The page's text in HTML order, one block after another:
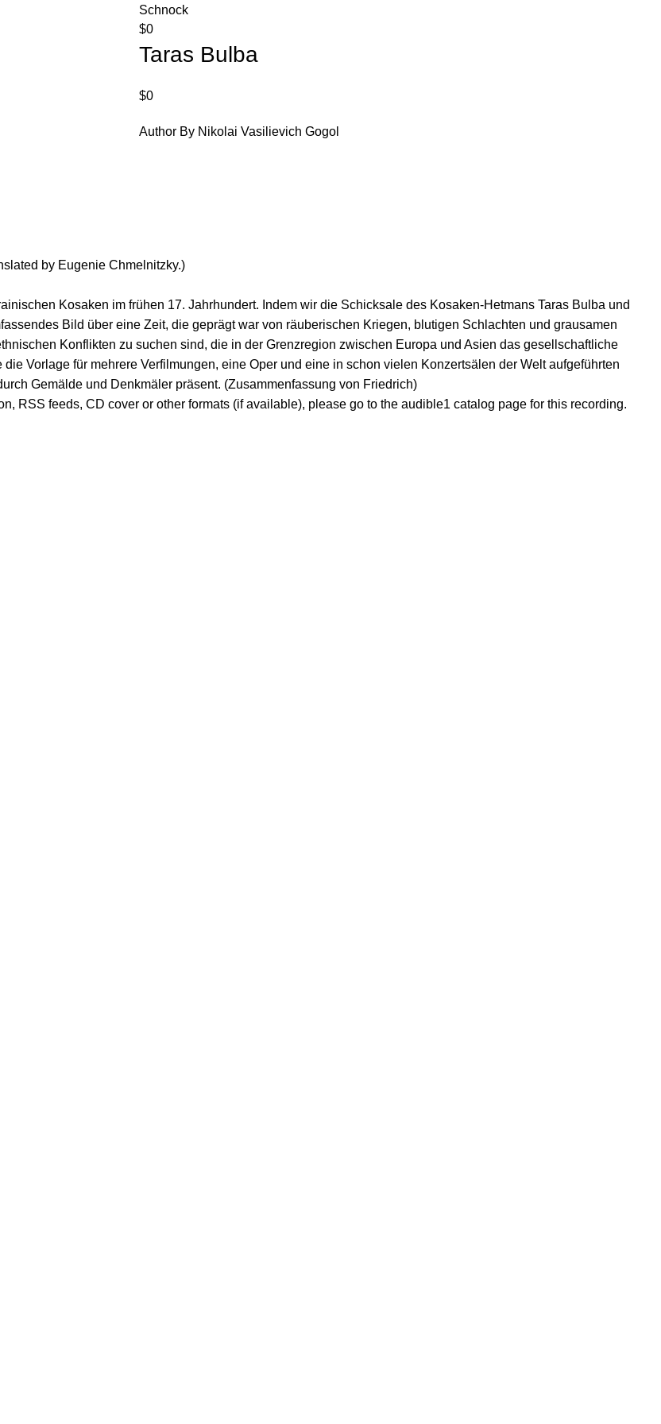
Schnock
$0
Taras Bulba
$0
Author By Nikolai Vasilievich Gogol
by Eugenie Chmelnitzky.)
Kosaken im frühen 17. Jahrhundert. Indem wir die Schicksale des Kosaken-Hetmans Taras Bulba und
Bild über eine Zeit, die geprägt war von räuberischen Kriegen, blutigen Schlachten und grausamen
Konflikten zu suchen sind, die in der Grenzregion zwischen Europa und Asien das gesellschaftliche
Vorlage für mehrere Verfilmungen, eine Oper und eine in schon vielen Konzertsälen der Welt aufgeführten
Gemälde und Denkmäler präsent. (Zusammenfassung von Friedrich)
RSS feeds, CD cover or other formats (if available), please go to the audible1 catalog page for this recording.